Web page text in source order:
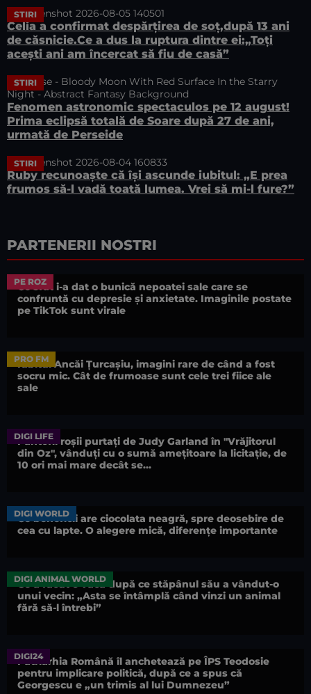
STIRI
Celia a confirmat despărțirea de soț,după 13 ani
de căsnicie.Ce a dus la ruptura dintre ei:„Toți
acești ani am încercat să fiu de casă”
STIRI
Fenomen astronomic spectaculos pe 12 august!
Prima eclipsă totală de Soare după 27 de ani,
urmată de Perseide
STIRI
Ruby recunoaște că își ascunde iubitul: „E prea
frumos să-l vadă toată lumea. Vrei să mi-l fure?”
PARTENERII NOSTRI
PE ROZ
Ce sfat i-a dat o bunică nepoatei sale care se
confruntă cu depresie și anxietate. Imaginile postate
pe TikTok sunt virale
PRO FM
Iubitul Ancăi Țurcașiu, imagini rare de când a fost
socru mic. Cât de frumoase sunt cele trei fiice ale
sale
DIGI LIFE
Pantofii roșii purtați de Judy Garland în "Vrăjitorul
din Oz", vânduți cu o sumă amețitoare la licitație, de
10 ori mai mare decât se...
DIGI WORLD
Ce beneficii are ciocolata neagră, spre deosebire de
cea cu lapte. O alegere mică, diferențe importante
DIGI ANIMAL WORLD
Ce a făcut o vacă după ce stăpânul său a vândut-o
unui vecin: „Asta se întâmplă când vinzi un animal
fără să-l întrebi”
DIGI24
Patriarhia Română îl anchetează pe ÎPS Teodosie
pentru implicare politică, după ce a spus că
Georgescu e „un trimis al lui Dumnezeu”